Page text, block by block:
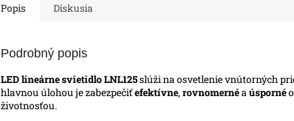
Popis Diskusia
Podrobný popis
LED lineárne svietidlo LNL125slúži na osvetlenie vnútorných
hlavnou úlohou je zabezpečiťefektívne, rovnomernéa úsporné
životnosťou.